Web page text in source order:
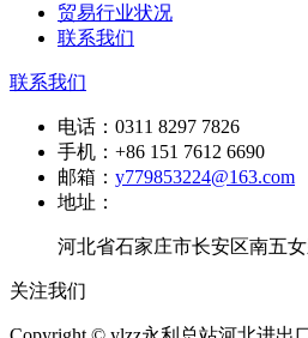
贸易行业状况
联系我们
联系我们
电话： 0311 8297 7826
手机： +86 151 7612 6690
邮箱： y779853224@163.com
地址：
河北省石家庄市长安区南五
关注我们